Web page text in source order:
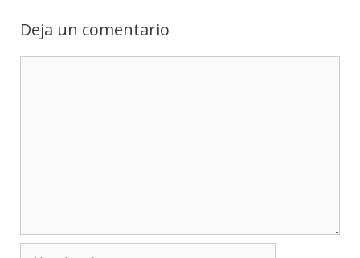
Deja un comentario